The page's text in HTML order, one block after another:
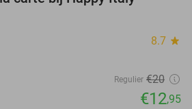
8.7 star
Regulier €20
€12,95